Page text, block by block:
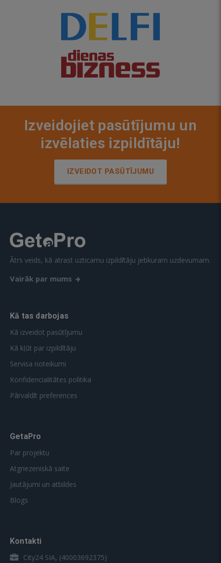
Izveidojiet pasūtījumu un
izvēlaties izpildītāju!
IZVEIDOT PASŪTĪJUMU
Ātrs veids, kā atrast uzticamu izpildītāju jebkuram uzdevumam.
Vairāk par mums
Kā tas darbojas
Kā izveidot pasūtījumu
Kā kļūt par izpildītāju
Servisa noteikumi
Konfidencialitātes politika
Pārvaldīt preferences
GetaPro
Par projektu
Atgriezeniskā saite
Jautājumi un atbildes
Blogs
Kontakti
City24 SIA, (40003692375)